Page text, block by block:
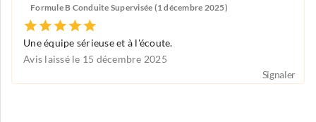
Formule B Conduite Supervisée (1 décembre 2025)
Une équipe sérieuse et à l'écoute.
Avis laissé le 15 décembre 2025
Signaler